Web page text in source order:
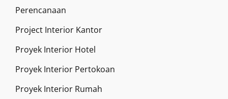
Perencanaan
Project Interior Kantor
Proyek Interior Hotel
Proyek Interior Pertokoan
Proyek Interior Rumah